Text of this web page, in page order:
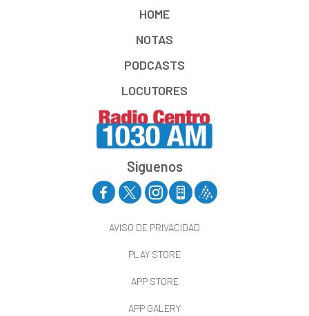
HOME
NOTAS
PODCASTS
LOCUTORES
Síguenos
AVISO DE PRIVACIDAD
PLAY STORE
APP STORE
APP GALERY